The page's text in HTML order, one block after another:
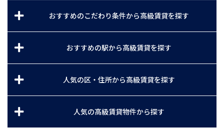
おすすめのこだわり条件から高級賃貸を探す
おすすめの駅から高級賃貸を探す
人気の区・住所から高級賃貸を探す
人気の高級賃貸物件から探す